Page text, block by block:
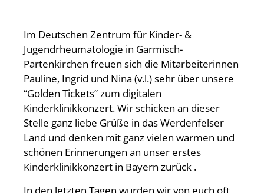
Im Deutschen Zentrum für Kinder- &
Jugendrheumatologie in Garmisch-
Partenkirchen freuen sich die Mitarbeiterinnen
Pauline, Ingrid und Nina (v.l.) sehr über unsere
“Golden Tickets” zum digitalen
Kinderklinikkonzert. Wir schicken an dieser
Stelle ganz liebe Grüße in das Werdenfelser
Land und denken mit ganz vielen warmen und
schönen Erinnerungen an unser erstes
Kinderklinikkonzert in Bayern zurück .
In den letzten Tagen wurden wir von euch oft